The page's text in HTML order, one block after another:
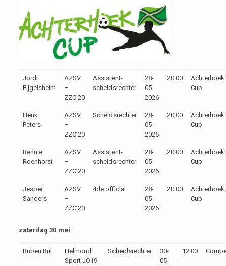
Jordi
Eijgelsheim
AZSV
–
ZZC’20
Assistent-
scheidsrechter
28-
05-
2026
20:00
Achterhoek
Cup
Henk
Peters
AZSV
–
ZZC’20
Scheidsrechter
28-
05-
2026
20:00
Achterhoek
Cup
Bennie
Roenhorst
AZSV
–
ZZC’20
Assistent-
scheidsrechter
28-
05-
2026
20:00
Achterhoek
Cup
Jesper
Sanders
AZSV
–
ZZC’20
4de official
28-
05-
2026
20:00
Achterhoek
Cup
zaterdag 30 mei
Ruben Bril
Helmond
Sport JO19-
Scheidsrechter
30-
05-
12:00